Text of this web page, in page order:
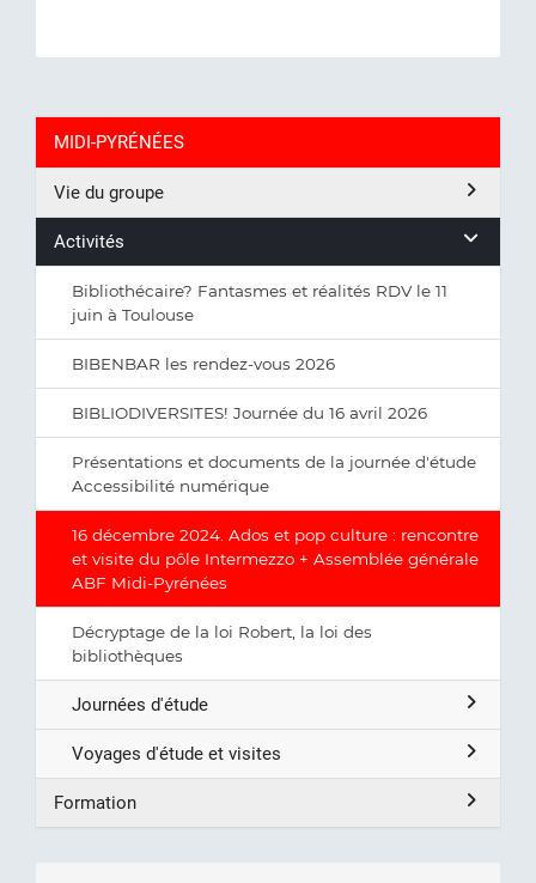
MIDI-PYRÉNÉES
Vie du groupe
Activités
Bibliothécaire? Fantasmes et réalités RDV le 11
juin à Toulouse
BIBENBAR les rendez-vous 2026
BIBLIODIVERSITES! Journée du 16 avril 2026
Présentations et documents de la journée d'étude
Accessibilité numérique
16 décembre 2024. Ados et pop culture : rencontre
et visite du pôle Intermezzo + Assemblée générale
ABF Midi-Pyrénées
Décryptage de la loi Robert, la loi des
bibliothèques
Journées d'étude
Voyages d'étude et visites
Formation